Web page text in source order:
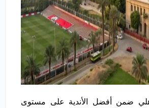
ضمن أفضل الأندية على مستوى